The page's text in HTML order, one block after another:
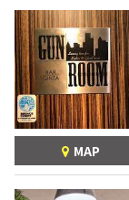
MAP